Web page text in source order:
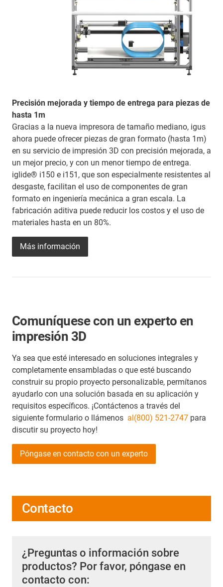
Precisión mejorada y tiempo de entrega para piezas de
hasta 1m
Gracias a la nueva impresora de tamaño mediano, igus
ahora puede ofrecer piezas de gran formato (hasta 1m)
en su servicio de impresión 3D con precisión mejorada, a
un mejor precio, y con un menor tiempo de entrega.
iglide® i150 e i151, que son especialmente resistentes al
desgaste, facilitan el uso de componentes de gran
formato en ingeniería mecánica a gran escala. La
fabricación aditiva puede reducir los costos y el uso de
materiales hasta en un 80%.
Más información
Comuníquese con un experto en
impresión 3D
Ya sea que esté interesado en soluciones integrales y
completamente ensambladas o que esté buscando
construir su propio proyecto personalizable, permítanos
ayudarlo con una solución basada en su aplicación y
requisitos específicos. ¡Contáctenos a través del
siguiente formulario o llámenos al(800) 521-2747 para
discutir su proyecto hoy!
Póngase en contacto con un experto
Contacto
¿Preguntas o información sobre
productos? Por favor, póngase en
contacto con: